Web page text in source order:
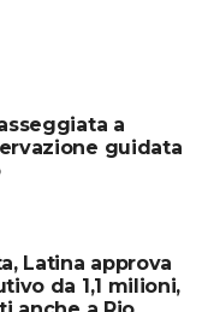
a
guidata
Latina approva
da 1,1 milioni,